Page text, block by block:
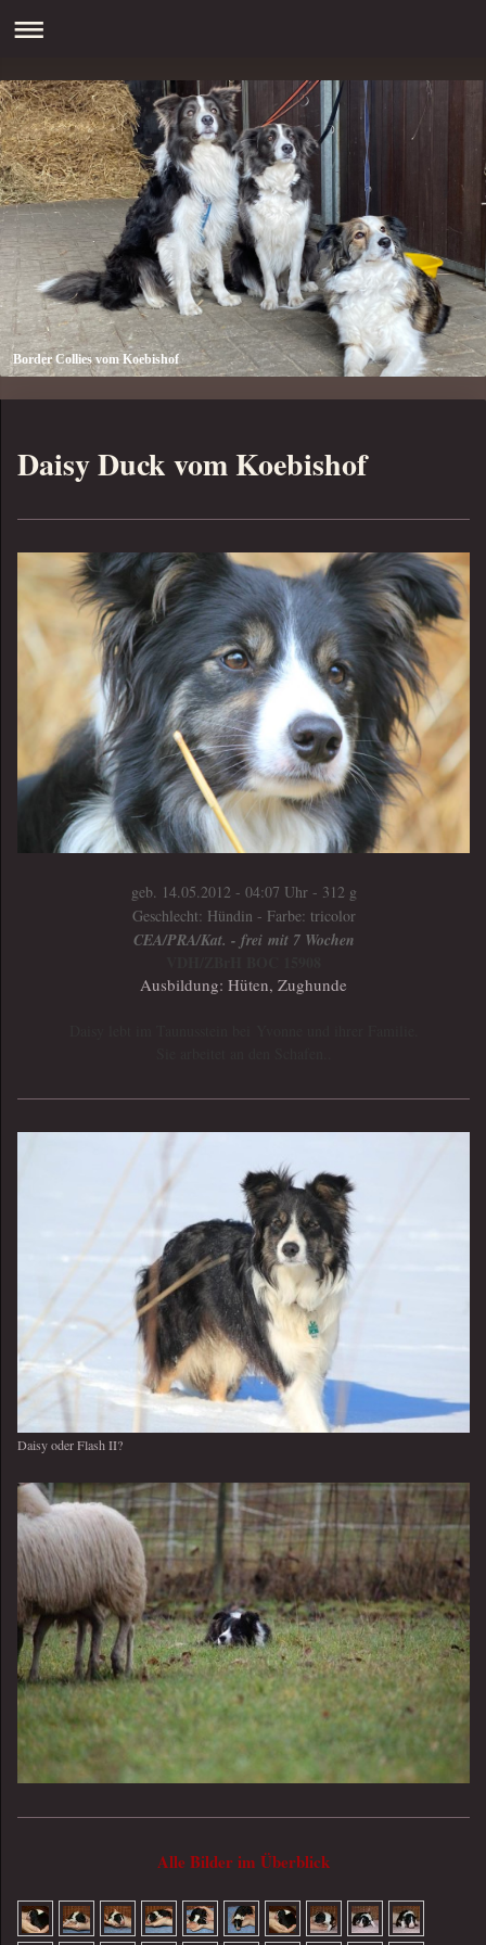
Border Collies vom Koebishof
Daisy Duck vom Koebishof
geb. 14.05.2012 - 04:07 Uhr - 312 g
Geschlecht: Hündin - Farbe: tricolor
CEA/PRA/Kat. - frei mit 7 Wochen
Ausbildung: Hüten, Zughunde
Daisy oder Flash II?
Alle Bilder im Überblick